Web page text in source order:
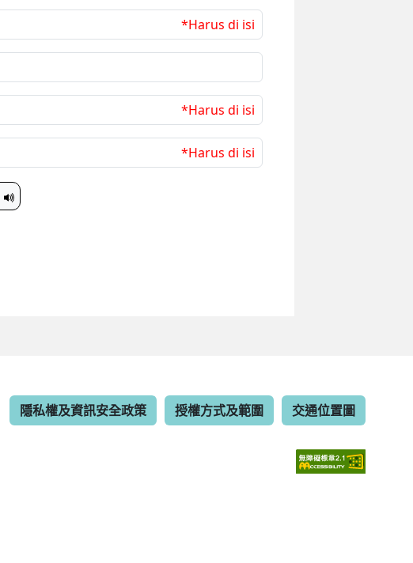
*Harus di isi
*Harus di isi
*Harus di isi
隱私權及資訊安全政策 授權方式及範圍 交通位置圖